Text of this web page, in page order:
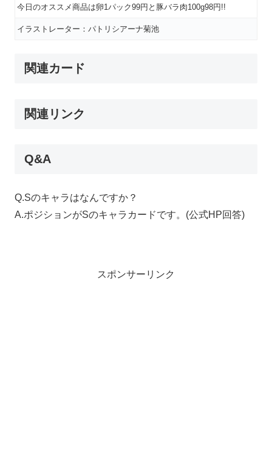
今日のオススメ商品は卵1パック99円と豚バラ肉100g98円!!
イラストレーター：パトリシアーナ菊池
関連カード
関連リンク
Q&A
Q.Sのキャラはなんですか？
A.ポジションがSのキャラカードです。(公式HP回答)
スポンサーリンク